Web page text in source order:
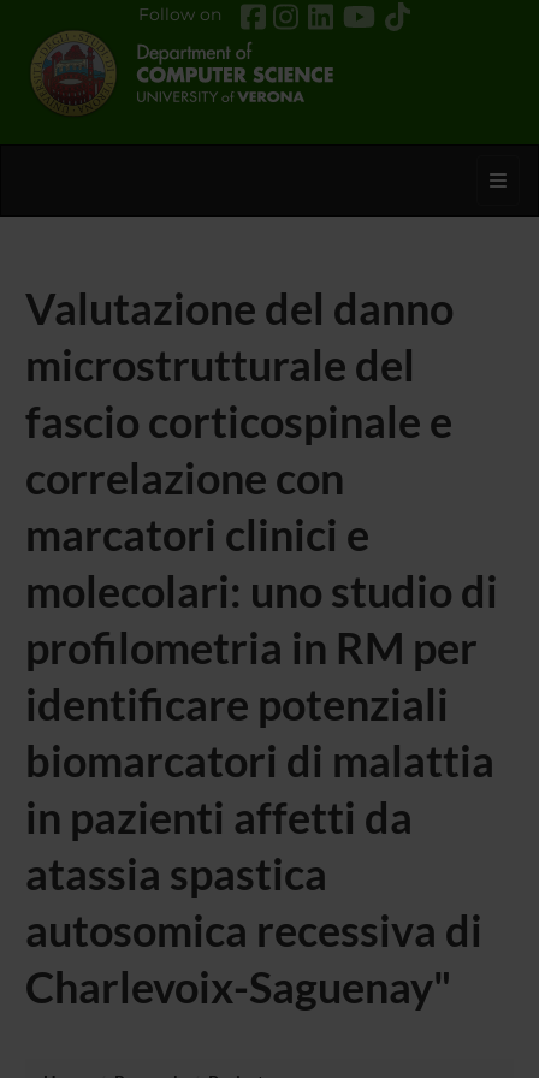
Follow on
Valutazione del danno
microstrutturale del
fascio corticospinale e
correlazione con
marcatori clinici e
molecolari: uno studio di
profilometria in RM per
identificare potenziali
biomarcatori di malattia
in pazienti affetti da
atassia spastica
autosomica recessiva di
Charlevoix-Saguenay"